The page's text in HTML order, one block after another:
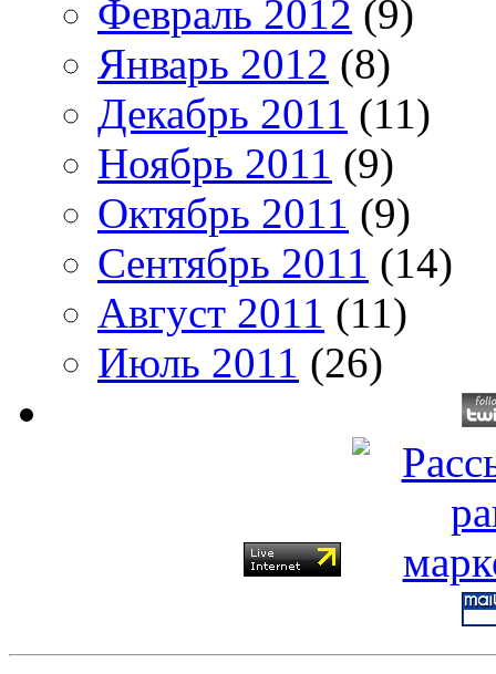
Февраль 2012 (9)
Январь 2012 (8)
Декабрь 2011 (11)
Ноябрь 2011 (9)
Октябрь 2011 (9)
Сентябрь 2011 (14)
Август 2011 (11)
Июль 2011 (26)